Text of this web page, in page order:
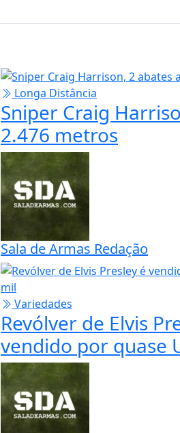
Longa Distância
Sniper Craig
2.476 metros
Sala de Armas Redação
Variedades